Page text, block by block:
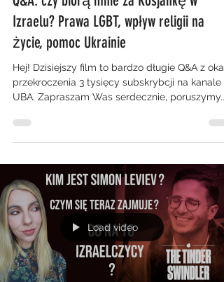
Izraelu? Prawa LGBT, wpływ religii na
życie, pomoc Ukrainie
Hej! Dzisiejszy film to bardzo długie Q&A z
przekroczenia 3 tysięcy subskrybcji na kanale
UBA. Zapraszam Was serdecznie, poruszymy...
Load video